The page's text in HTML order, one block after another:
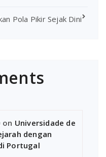
Pola Pikir Sejak Dini
on Universidade de
dengan
Portugal